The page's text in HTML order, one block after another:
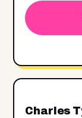
dash
MM
dash
Charles